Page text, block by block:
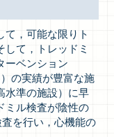
，可能な限りト
して，トレッドミ
ーベンション
の実績が豊富な施
水準の施設）に早
ミル検査が陰性の
を行い，心機能の